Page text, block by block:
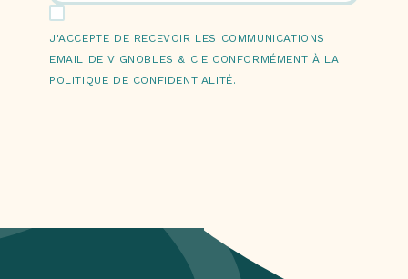
J'ACCEPTE DE RECEVOIR LES COMMUNICATIONS
EMAIL DE VIGNOBLES & CIE CONFORMÉMENT À LA
POLITIQUE DE CONFIDENTIALITÉ.